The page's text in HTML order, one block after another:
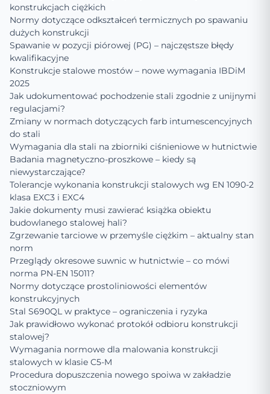
konstrukcjach ciężkich
Normy dotyczące odkształceń termicznych po spawaniu
dużych konstrukcji
Spawanie w pozycji piórowej (PG) – najczęstsze błędy
kwalifikacyjne
Konstrukcje stalowe mostów – nowe wymagania IBDiM
2025
Jak udokumentować pochodzenie stali zgodnie z unijnymi
regulacjami?
Zmiany w normach dotyczących farb intumescencyjnych
do stali
Wymagania dla stali na zbiorniki ciśnieniowe w hutnictwie
Badania magnetyczno-proszkowe – kiedy są
niewystarczające?
Tolerancje wykonania konstrukcji stalowych wg EN 1090-2
klasa EXC3 i EXC4
Jakie dokumenty musi zawierać książka obiektu
budowlanego stalowej hali?
Zgrzewanie tarciowe w przemyśle ciężkim – aktualny stan
norm
Przeglądy okresowe suwnic w hutnictwie – co mówi
norma PN-EN 15011?
Normy dotyczące prostoliniowości elementów
konstrukcyjnych
Stal S690QL w praktyce – ograniczenia i ryzyka
Jak prawidłowo wykonać protokół odbioru konstrukcji
stalowej?
Wymagania normowe dla malowania konstrukcji
stalowych w klasie C5-M
Procedura dopuszczenia nowego spoiwa w zakładzie
stoczniowym